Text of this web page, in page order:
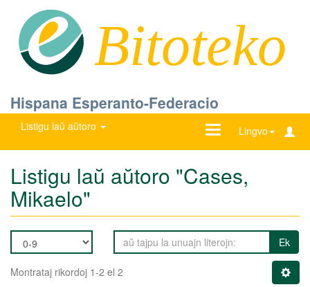
Bitoteko
Hispana Esperanto-Federacio
Listigu laŭ aŭtoro Lingvo
Ŝanĝu
Listigu laŭ aŭtoro "Cases,
Mikaelo"
Ek
Montrataj rikordoj 1-2 el 2